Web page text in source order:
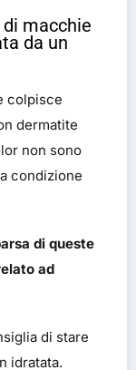
macchie
da un
colpisce
dermatite
non sono
condizione
di queste
ad
di stare
idratata.